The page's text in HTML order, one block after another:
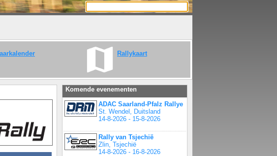
Rallykaart
Komende evenementen
ADAC Saarland-Pfalz Rallye
St. Wendel, Duitsland
14-8-2026 - 15-8-2026
Rally van Tsjechië
Zlin, Tsjechië
14-8-2026 - 16-8-2026